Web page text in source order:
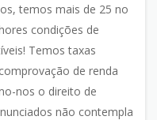
temos mais de 25 no
condições de
Temos taxas
de renda
nos o direito de
não contempla